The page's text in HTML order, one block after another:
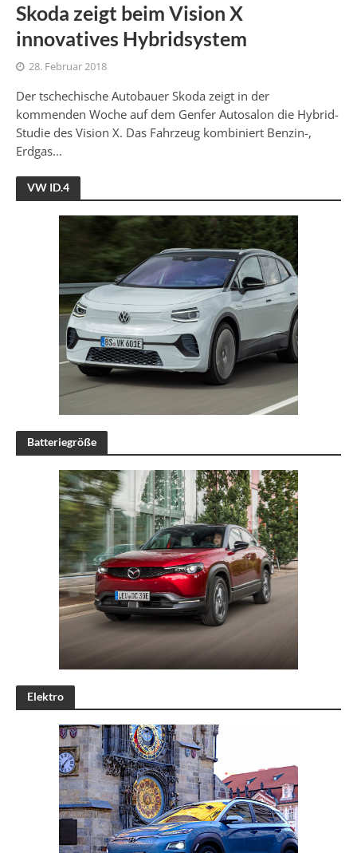
Skoda zeigt beim Vision X
innovatives Hybridsystem
28. Februar 2018
Der tschechische Autobauer Skoda zeigt in der
kommenden Woche auf dem Genfer Autosalon die Hybrid-
Studie des Vision X. Das Fahrzeug kombiniert Benzin-,
Erdgas...
VW ID.4
Batteriegröße
Elektro